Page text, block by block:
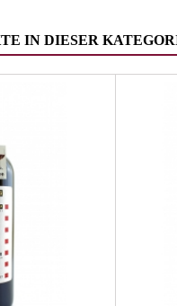
IN DIESER